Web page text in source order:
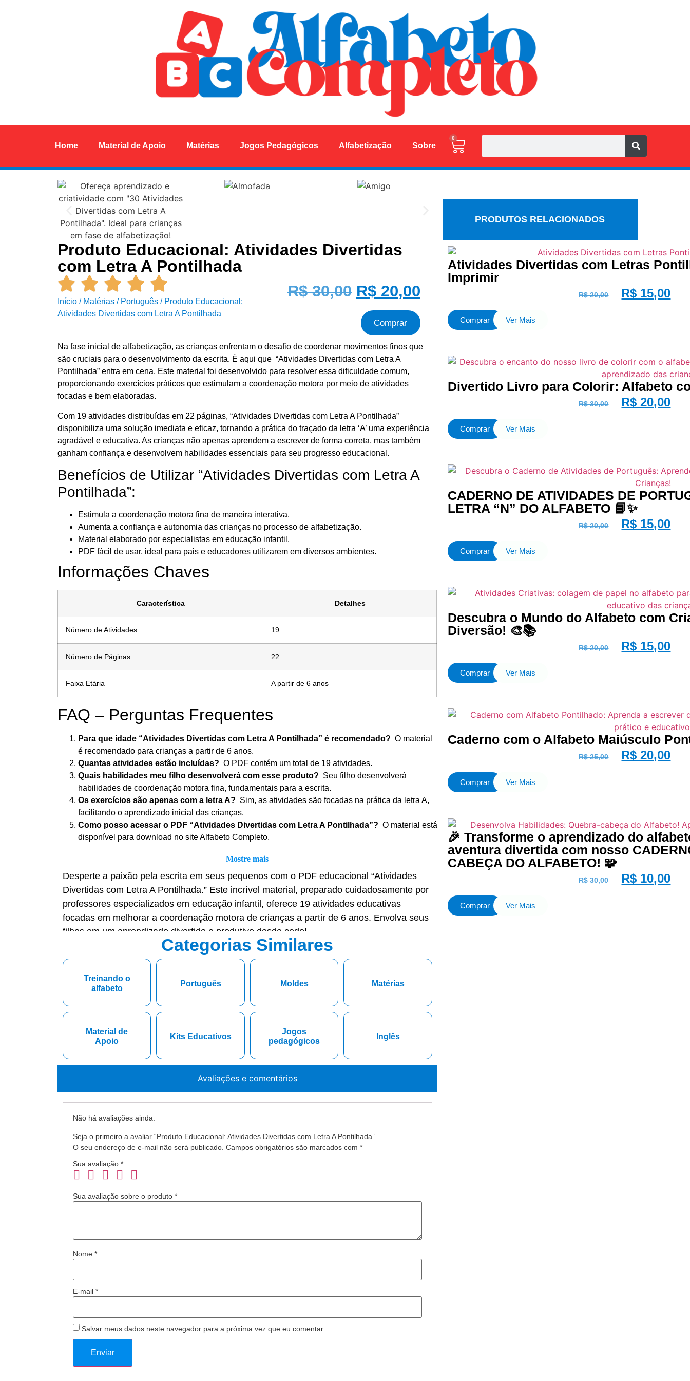
Home Material de Apoio Matérias Jogos Pedagógicos Alfabetização Sobre
0
Produto Educacional: Atividades Divertidas
com Letra A Pontilhada
Início / Matérias / Português / Produto Educacional:
Atividades Divertidas com Letra A Pontilhada
R$30,00 R$20,00
Comprar
Na fase inicial de alfabetização, as crianças enfrentam o desafio de coordenar movimentos finos que
são cruciais para o desenvolvimento da escrita. É aqui que “Atividades Divertidas com Letra A
Pontilhada” entra em cena. Este material foi desenvolvido para resolver essa dificuldade comum,
proporcionando exercícios práticos que estimulam a coordenação motora por meio de atividades
focadas e bem elaboradas.
Com 19 atividades distribuídas em 22 páginas, “Atividades Divertidas com Letra A Pontilhada”
disponibiliza uma solução imediata e eficaz, tornando a prática do traçado da letra ‘A’ uma experiência
agradável e educativa. As crianças não apenas aprendem a escrever de forma correta, mas também
ganham confiança e desenvolvem habilidades essenciais para seu progresso educacional.
Benefícios de Utilizar “Atividades Divertidas com Letra A
Pontilhada”:
Estimula a coordenação motora fina de maneira interativa.
Aumenta a confiança e autonomia das crianças no processo de alfabetização.
Material elaborado por especialistas em educação infantil.
PDF fácil de usar, ideal para pais e educadores utilizarem em diversos ambientes.
Informações Chaves
Característica Detalhes
Número de Atividades 19
Número de Páginas 22
Faixa Etária A partir de 6 anos
FAQ – Perguntas Frequentes
Para que idade “Atividades Divertidas com Letra A Pontilhada” é recomendado? O material
é recomendado para crianças a partir de 6 anos.
Quantas atividades estão incluídas? O PDF contém um total de 19 atividades.
Quais habilidades meu filho desenvolverá com esse produto? Seu filho desenvolverá
habilidades de coordenação motora fina, fundamentais para a escrita.
Os exercícios são apenas com a letra A? Sim, as atividades são focadas na prática da letra A,
facilitando o aprendizado inicial das crianças.
Como posso acessar o PDF “Atividades Divertidas com Letra A Pontilhada”? O material está
disponível para download no site Alfabeto Completo.
Mostre mais
Desperte a paixão pela escrita em seus pequenos com o PDF educacional “Atividades
Divertidas com Letra A Pontilhada.” Este incrível material, preparado cuidadosamente por
professores especializados em educação infantil, oferece 19 atividades educativas
focadas em melhorar a coordenação motora de crianças a partir de 6 anos. Envolva seus
filhos em um aprendizado divertido e produtivo desde cedo!
Categorias Similares
Treinando o
alfabeto
Português Moldes Matérias
Material de
Apoio
Kits Educativos
Jogos
pedagógicos
Inglês
Avaliações e comentários
Não há avaliações ainda.
Seja o primeiro a avaliar “Produto Educacional: Atividades Divertidas com Letra A Pontilhada”
O seu endereço de e-mail não será publicado. Campos obrigatórios são marcados com *
Sua avaliação *
Sua avaliação sobre o produto *
Nome *
E-mail *
Salvar meus dados neste navegador para a próxima vez que eu comentar.
PRODUTOS RELACIONADOS
Atividades Divertidas com Letras
Imprimir
R$20,00 R$ 15,00
Comprar Ver Mais
Divertido Livro para Colorir: Alfabeto
R$30,00 R$ 20,00
Comprar Ver Mais
CADERNO DE ATIVIDADES DE
LETRA “N” DO ALFABETO 📘✨
R$20,00 R$ 15,00
Comprar Ver Mais
Descubra o Mundo do Alfabeto com
Diversão! 🎨📚
R$20,00 R$ 15,00
Comprar Ver Mais
Caderno com o Alfabeto Maiúsculo
R$25,00 R$ 20,00
Comprar Ver Mais
🎉 Transforme o aprendizado do
aventura divertida com nosso
CABEÇA DO ALFABETO! 🧩
R$30,00 R$ 10,00
Comprar Ver Mais